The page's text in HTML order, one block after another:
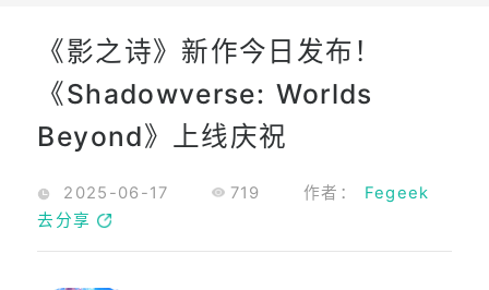
《影之诗》新作今日发布！
《Shadowverse: Worlds
Beyond》上线庆祝
2025-06-17 719 作者： Fegeek
去分享